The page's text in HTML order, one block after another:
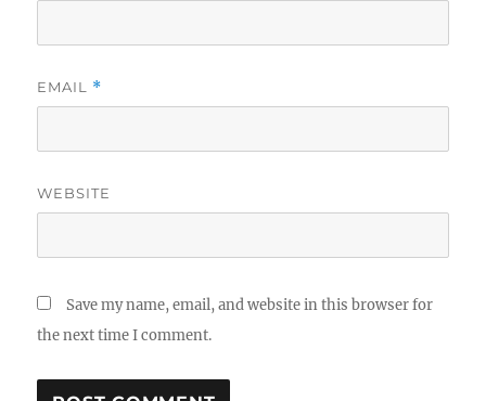
EMAIL *
WEBSITE
Save my name, email, and website in this browser for
the next time I comment.